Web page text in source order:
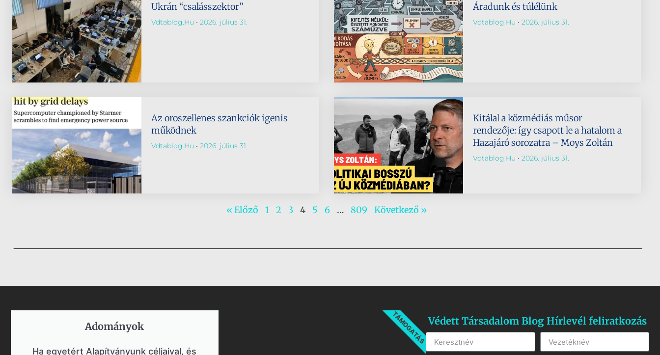
Ukrán “csalásszektor”
Vdtablog.hu 2026. július 31.
Áradunk és túlélünk
Vdtablog.hu 2026. július 31.
Az oroszellenes szankciók igenis
működnek
Vdtablog.hu 2026. július 31.
Kitálal a közmédiás műsor
rendezője: így csapott le a hatalom a
Hazajáró sorozatra – Moys Zoltán
Vdtablog.hu 2026. július 31.
« Előző 1 2 3 4 5 6 … 809 Következő »
Adományok​
Ha egyetért Alapítványunk céljaival, és
TÁMOGATÁSVédett Társadalom Blog Hírlevél feliratkozás